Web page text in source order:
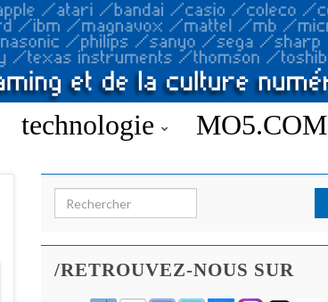
technologie MO5.COM
Search for:
/RETROUVEZ-NOUS SUR